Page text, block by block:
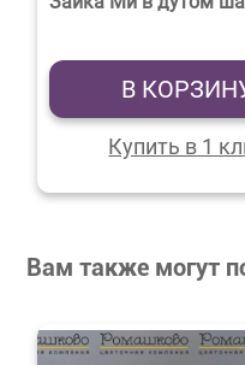
В
Купить в 1
Вам также могут